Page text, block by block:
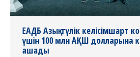
ЕАДБ Азық-түлік келісімшарт
үшін 100 млн АҚШ долларына
ашады